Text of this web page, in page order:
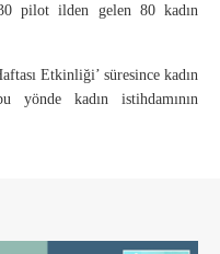
pilot ilden gelen 80 kadın
Etkinliği’ süresince kadın
yönde kadın istihdamının